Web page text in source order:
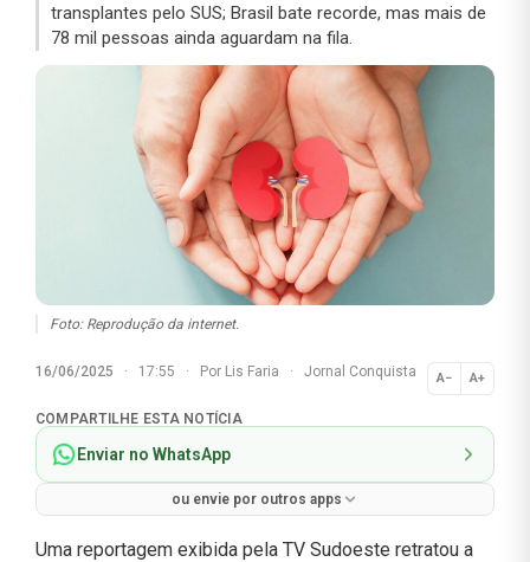
transplantes pelo SUS; Brasil bate recorde, mas mais de
78 mil pessoas ainda aguardam na fila.
Foto: Reprodução da internet.
16/06/2025 · 17:55 · Por Lis Faria · Jornal Conquista A− A+
Normal
COMPARTILHE ESTA NOTÍCIA
Enviar no WhatsApp
ou envie por outros apps
Uma reportagem exibida pela TV Sudoeste retratou a